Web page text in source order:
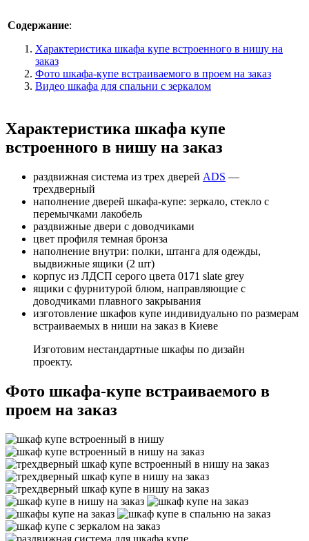
Содержание:
Характеристика шкафа купе встроенного в нишу на
заказ
Фото шкафа-купе встраиваемого в проем на заказ
Видео шкафа для спальни с зеркалом
Характеристика шкафа купе
встроенного в нишу на заказ
раздвижная система из трех дверей ADS —
трехдверный
наполнение дверей шкафа-купе: зеркало, стекло с
перемычками лакобель
раздвижные двери с доводчиками
цвет профиля темная бронза
наполнение внутри: полки, штанга для одежды,
выдвижные ящики (2 шт)
корпус из ЛДСП серого цвета 0171 slate grey
ящики с фурнитурой блюм, направляющие с
доводчиками плавного закрывания
изготовление шкафов купе индивидуально по размерам
встраиваемых в ниши на заказ в Киеве
Изготовим нестандартные шкафы по дизайн
проекту.
Фото шкафа-купе встраиваемого в
проем на заказ